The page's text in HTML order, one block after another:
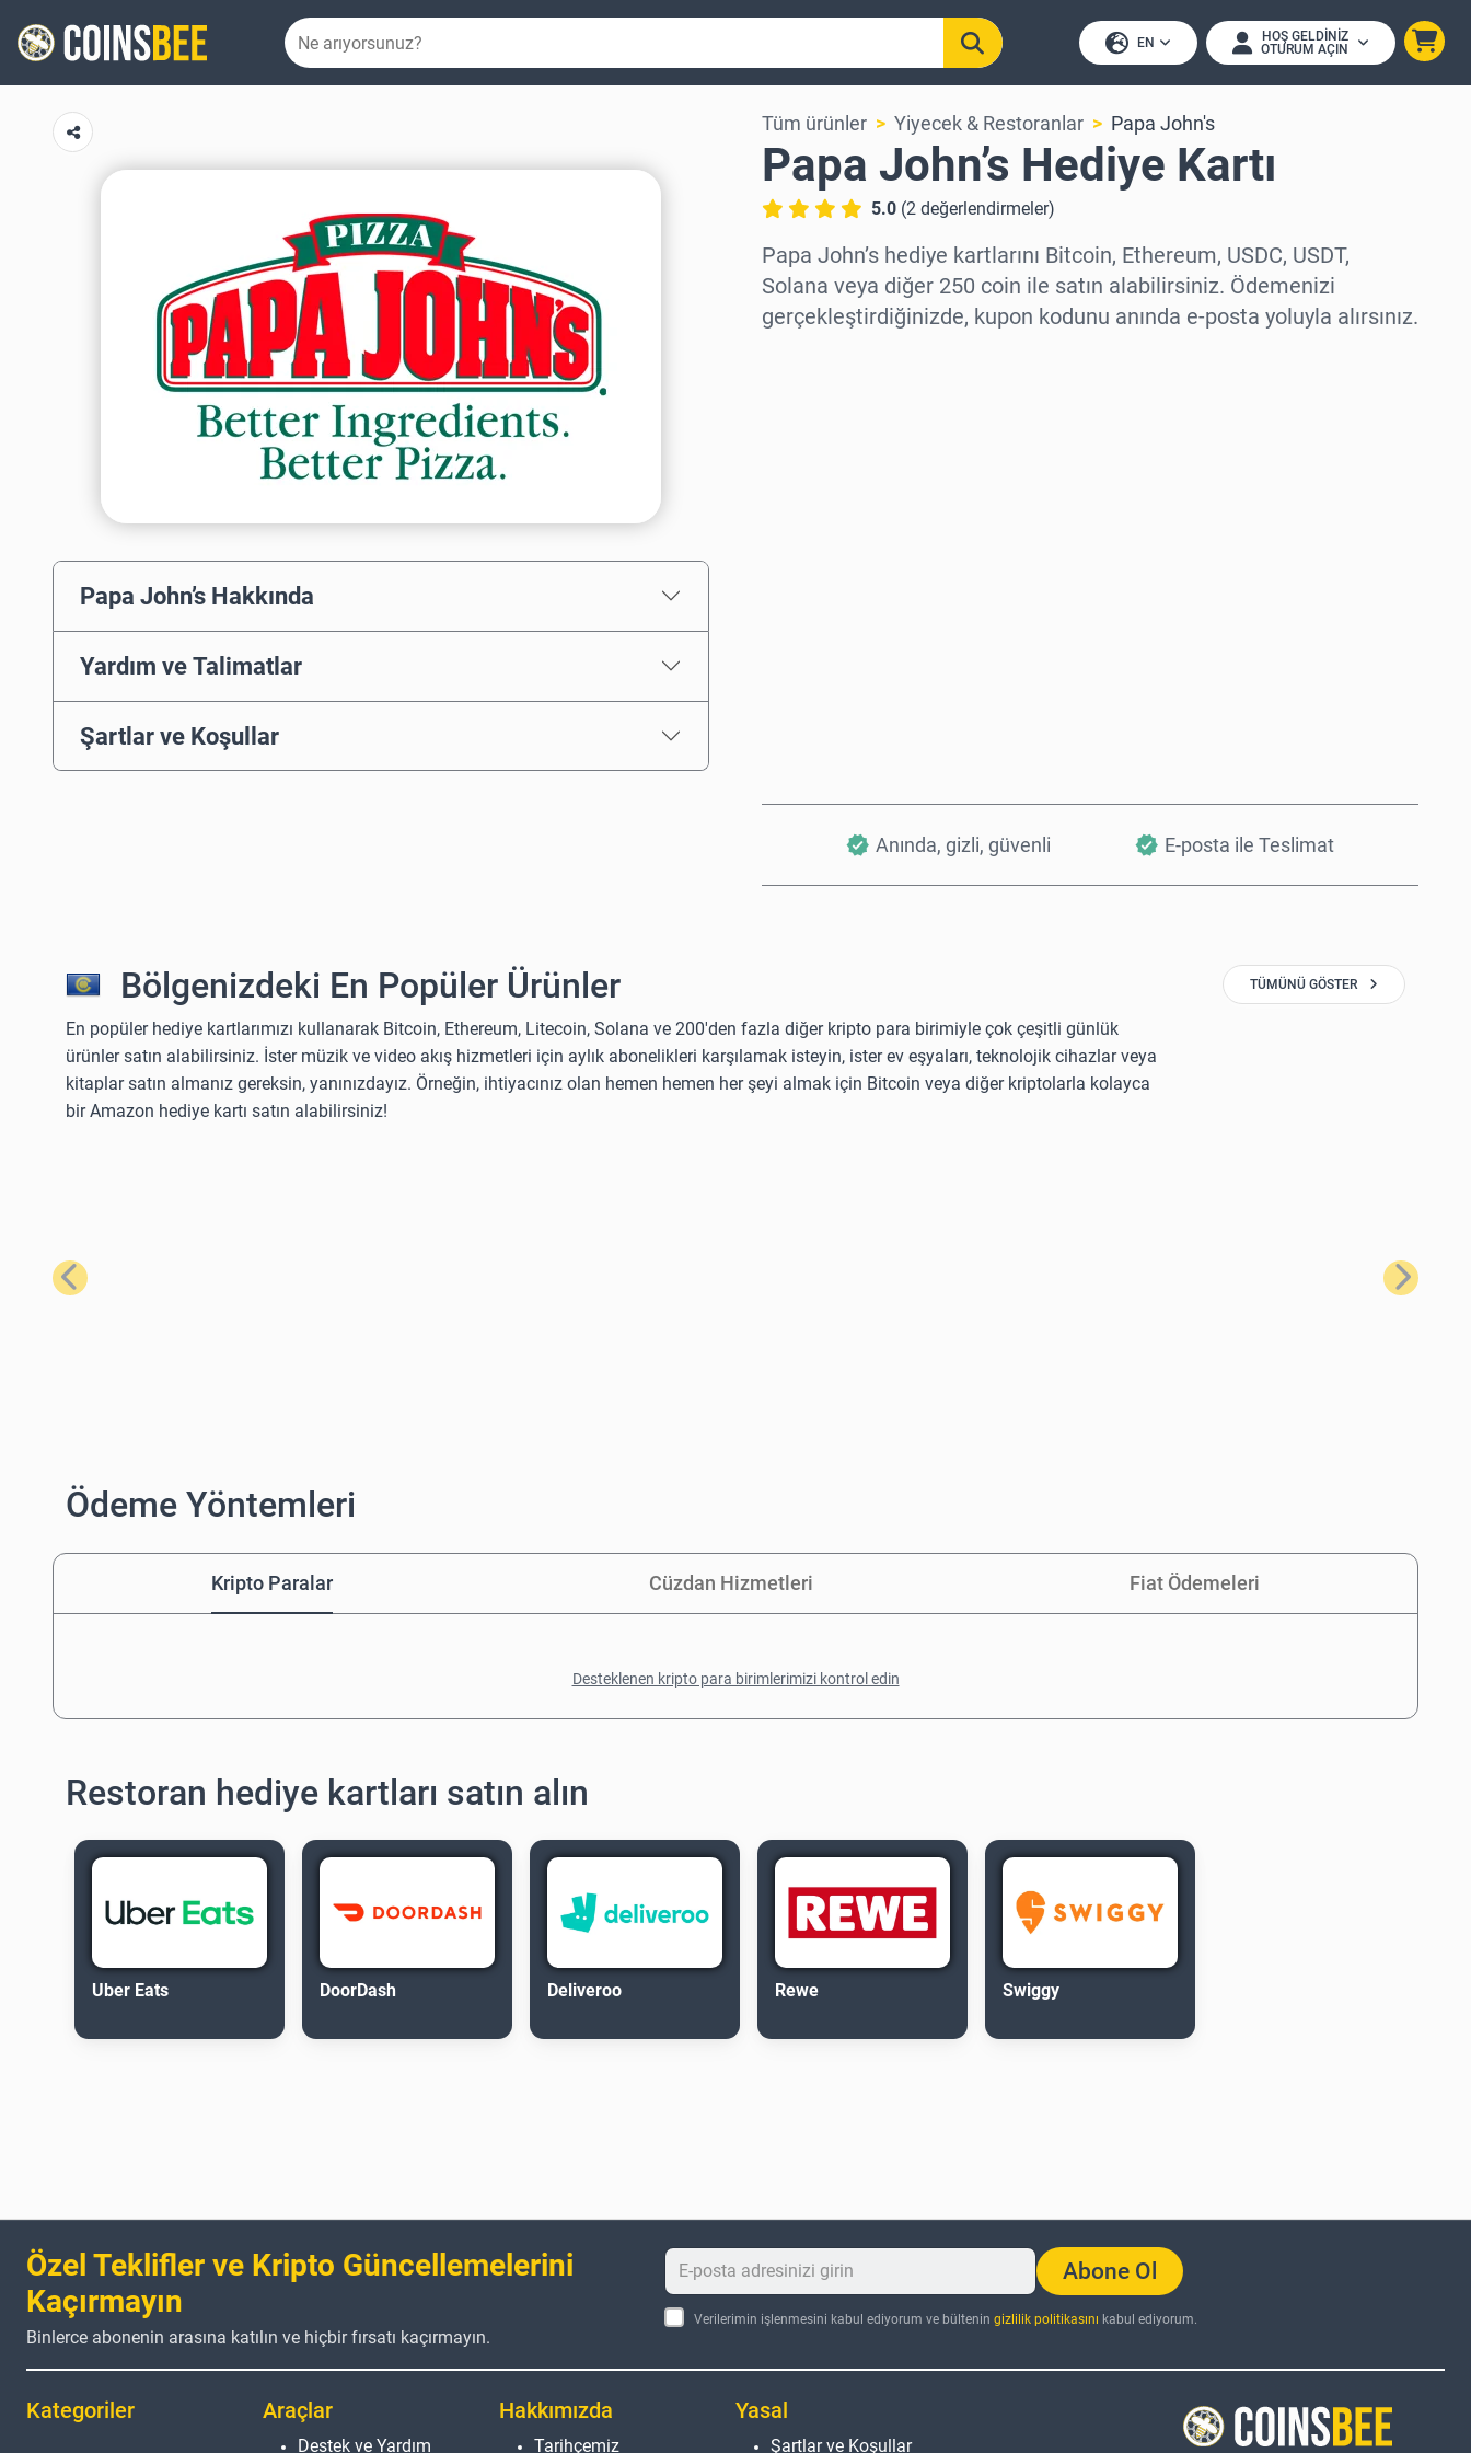
EN
HOŞ GELDINIZ
OTURUM AÇIN
Papa John’s Hakkında
Yardım ve Talimatlar
Şartlar ve Koşullar
Tüm ürünler Yiyecek & Restoranlar Papa John's
Papa John’s Hediye Kartı
5.0 (2 değerlendirmeler)
Papa John’s hediye kartlarını Bitcoin, Ethereum, USDC, USDT,
Solana veya diğer 250 coin ile satın alabilirsiniz. Ödemenizi
gerçekleştirdiğinizde, kupon kodunu anında e-posta yoluyla alırsınız.
Anında, gizli, güvenli E-posta ile Teslimat
Bölgenizdeki En Popüler Ürünler
En popüler hediye kartlarımızı kullanarak Bitcoin, Ethereum, Litecoin, Solana ve 200'den fazla diğer kripto para birimiyle çok çeşitli günlük
ürünler satın alabilirsiniz. İster müzik ve video akış hizmetleri için aylık abonelikleri karşılamak isteyin, ister ev eşyaları, teknolojik cihazlar veya
kitaplar satın almanız gereksin, yanınızdayız. Örneğin, ihtiyacınız olan hemen hemen her şeyi almak için Bitcoin veya diğer kriptolarla kolayca
bir Amazon hediye kartı satın alabilirsiniz!
TÜMÜNÜ GÖSTER
Önceki Sonraki
Ödeme Yöntemleri
Kripto Paralar Cüzdan Hizmetleri Fiat Ödemeleri
Desteklenen kripto para birimlerimizi kontrol edin
Restoran hediye kartları satın alın
Uber Eats DoorDash Deliveroo Rewe Swiggy
Özel Teklifler ve Kripto Güncellemelerini
Kaçırmayın
Binlerce abonenin arasına katılın ve hiçbir fırsatı kaçırmayın.
Abone Ol
Verilerimin işlenmesini kabul ediyorum ve bültenin gizlilik politikasını kabul ediyorum.
Kategoriler Araçlar
Destek ve Yardım
Hakkımızda
Tarihçemiz
Yasal
Şartlar ve Koşullar